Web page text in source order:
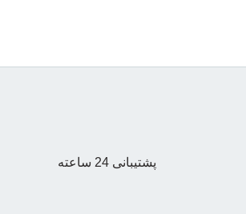
پشتیبانی 24 ساعته